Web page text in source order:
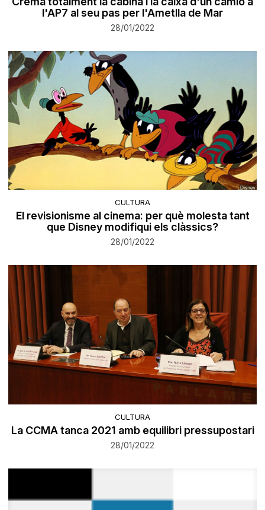
l'AP7 al seu pas per l'Ametlla de Mar
28/01/2022
CULTURA
El revisionisme al cinema: per què molesta tant
que Disney modifiqui els clàssics?
28/01/2022
CULTURA
La CCMA tanca 2021 amb equilibri pressupostari
28/01/2022